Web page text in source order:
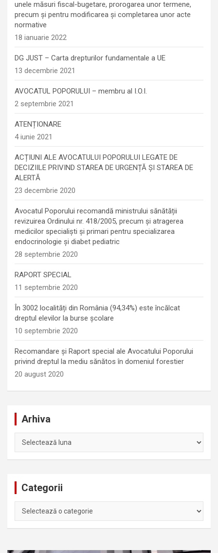
unele măsuri fiscal-bugetare, prorogarea unor termene,
precum şi pentru modificarea şi completarea unor acte
normative
18 ianuarie 2022
DG JUST – Carta drepturilor fundamentale a UE
13 decembrie 2021
AVOCATUL POPORULUI – membru al I.O.I.
2 septembrie 2021
ATENȚIONARE
4 iunie 2021
ACȚIUNI ALE AVOCATULUI POPORULUI LEGATE DE
DECIZIILE PRIVIND STAREA DE URGENȚĂ ȘI STAREA DE
ALERTĂ
23 decembrie 2020
Avocatul Poporului recomandă ministrului sănătății
revizuirea Ordinului nr. 418/2005, precum și atragerea
medicilor specialiști și primari pentru specializarea
endocrinologie şi diabet pediatric
28 septembrie 2020
RAPORT SPECIAL
11 septembrie 2020
În 3002 localități din România (94,34%) este încălcat
dreptul elevilor la burse școlare
10 septembrie 2020
Recomandare și Raport special ale Avocatului Poporului
privind dreptul la mediu sănătos în domeniul forestier
20 august 2020
Arhiva
Categorii